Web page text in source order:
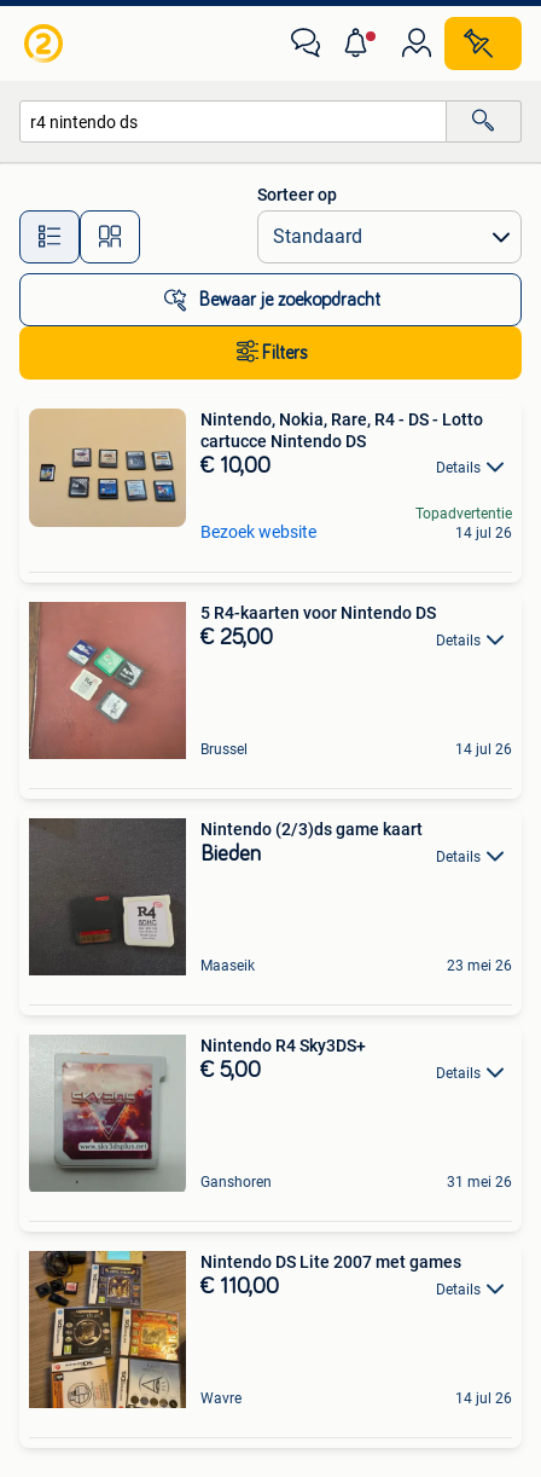
Alle afstanden…
Sorteer op
Bewaar je zoekopdracht
Filters
Nintendo, Nokia, Rare, R4 - DS - Lotto
cartucce Nintendo DS
€ 10,00 Details
Bezoek website
Topadvertentie
14 jul 26
5 R4-kaarten voor Nintendo DS
€ 25,00 Details
Brussel 14 jul 26
Nintendo (2/3)ds game kaart
Bieden Details
Maaseik 23 mei 26
Nintendo R4 Sky3DS+
€ 5,00 Details
Ganshoren 31 mei 26
Nintendo DS Lite 2007 met games
€ 110,00 Details
Wavre 14 jul 26